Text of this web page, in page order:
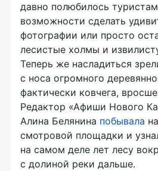
давно полюбилось
возможности сделать
фотографии или просто
лесистые холмы и
Теперь же насладиться
с носа огромного
фактически ковчега,
Редактор «Афиши Нового
Алина Белянина побывала
смотровой площадки и
на самом деле лет лесу
с долиной реки дальше.